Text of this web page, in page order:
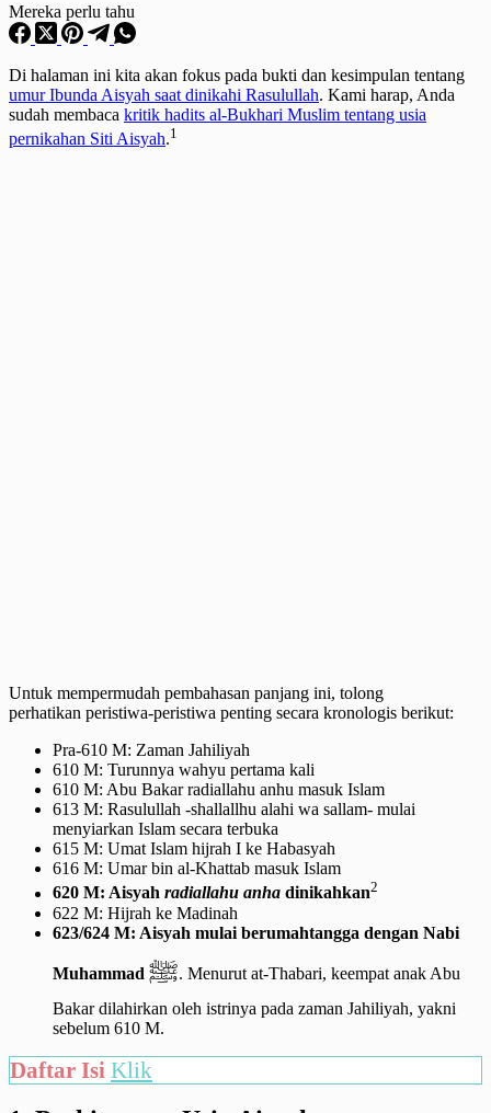
Mereka perlu tahu
Di halaman ini kita akan fokus pada bukti dan kesimpulan tentang
umur Ibunda Aisyah saat dinikahi Rasulullah. Kami harap, Anda
sudah membaca kritik hadits al-Bukhari Muslim tentang usia
pernikahan Siti Aisyah.1
Untuk mempermudah pembahasan panjang ini, tolong
perhatikan peristiwa-peristiwa penting secara kronologis berikut:
Pra-610 M: Zaman Jahiliyah
610 M: Turunnya wahyu pertama kali
610 M: Abu Bakar radiallahu anhu masuk Islam
613 M: Rasulullah -shallallhu alahi wa sallam- mulai
menyiarkan Islam secara terbuka
615 M: Umat Islam hijrah I ke Habasyah
616 M: Umar bin al-Khattab masuk Islam
620 M: Aisyah radiallahu anha dinikahkan2
622 M: Hijrah ke Madinah
623/624 M: Aisyah mulai berumahtangga dengan Nabi
Muhammad ﷺ. Menurut at-Thabari, keempat anak Abu
Bakar dilahirkan oleh istrinya pada zaman Jahiliyah, yakni
sebelum 610 M.
Daftar Isi Klik